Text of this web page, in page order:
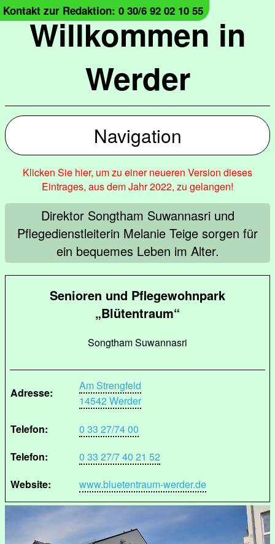
Willkommen in
Werder
Kontakt zur Redaktion: 0 30/6 92 02 10 55
Navigation
Klicken Sie hier, um zu einer neueren Version dieses
Eintrages, aus dem Jahr 2022, zu gelangen!
Direktor Songtham Suwannasri und
Pflegedienstleiterin Melanie Teige sorgen für
ein bequemes Leben im Alter.
Senioren und Pflegewohnpark
„Blütentraum“
Songtham Suwannasri
Adresse:
Am Strengfeld
14542 Werder
Telefon:
0 33 27/74 00
Telefon:
0 33 27/7 40 21 52
Website:
www.bluetentraum-werder.de